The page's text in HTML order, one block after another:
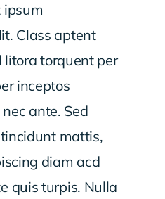
ipsum
Class aptent
litora torquent per
inceptos
ante. Sed
mattis,
diam acd
quis turpis. Nulla